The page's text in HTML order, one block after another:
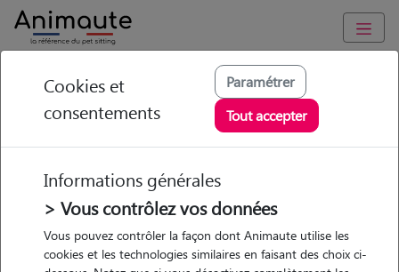
Animaute Auvergne-Rhône-Alpes Isère/La Mure
Véronique - Petsitter
à SUSVILLE
5/5 (1 avis)
Cookies et
consentements
Paramétrer
Tout accepter
Informations générales
> Vous contrôlez vos données
Vous pouvez contrôler la façon dont Animaute utilise les
cookies et les technologies similaires en faisant des choix ci-